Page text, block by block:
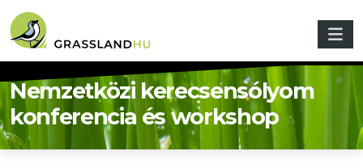
Nemzetközi kerecsensólyom
konferencia és workshop